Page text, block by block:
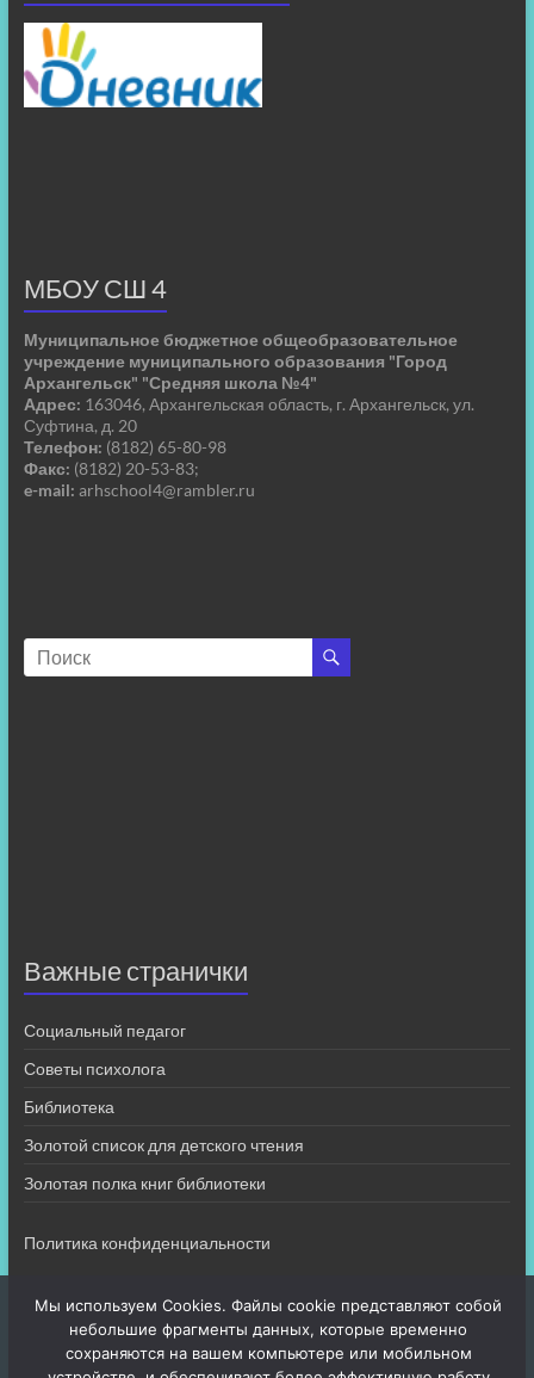
МБОУ СШ 4
Муниципальное бюджетное общеобразовательное
учреждение муниципального образования "Город
Архангельск" "Средняя школа №4"
Адрес: 163046, Архангельская область, г. Архангельск, ул.
Суфтина, д. 20
Телефон: (8182) 65-80-98
Факс: (8182) 20-53-83;
e-mail: arhschool4@rambler.ru
Важные странички
Социальный педагог
Советы психолога
Библиотека
Золотой список для детского чтения
Золотая полка книг библиотеки
Политика конфиденциальности
Мы используем Cookies. Файлы cookie представляют собой
небольшие фрагменты данных, которые временно
сохраняются на вашем компьютере или мобильном